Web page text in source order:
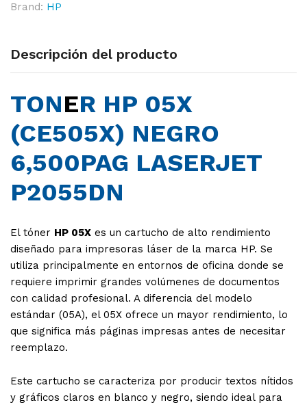
Brand: HP
Descripción del producto
TONER HP 05X
(CE505X) NEGRO
6,500PAG LASERJET
P2055DN
El tóner HP 05X es un cartucho de alto rendimiento
diseñado para impresoras láser de la marca HP. Se
utiliza principalmente en entornos de oficina donde se
requiere imprimir grandes volúmenes de documentos
con calidad profesional. A diferencia del modelo
estándar (05A), el 05X ofrece un mayor rendimiento, lo
que significa más páginas impresas antes de necesitar
reemplazo.
Este cartucho se caracteriza por producir textos nítidos
y gráficos claros en blanco y negro, siendo ideal para